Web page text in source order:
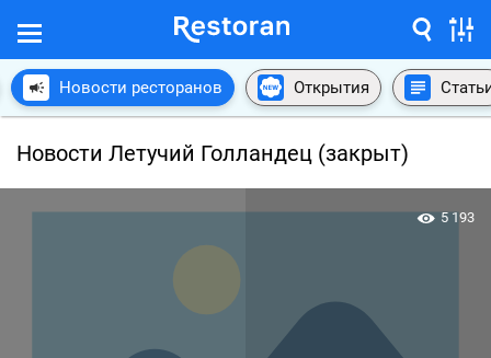
Новости ресторанов Открытия
Новости Летучий Голландец (закрыт)
5 193